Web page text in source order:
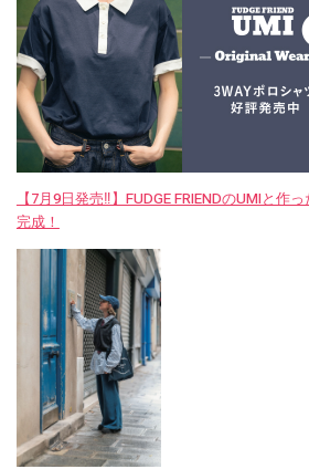
【7月9日発売‼︎】FUDGE FRIENDのUMIと作
完成！